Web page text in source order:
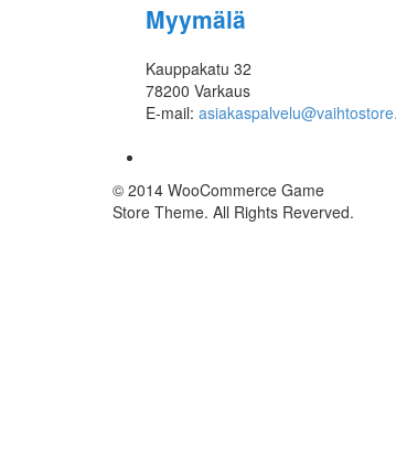
Myymälä
Kauppakatu 32
78200 Varkaus
E-mail:
© 2014 WooCommerce Game
Store Theme. All Rights Reverved.